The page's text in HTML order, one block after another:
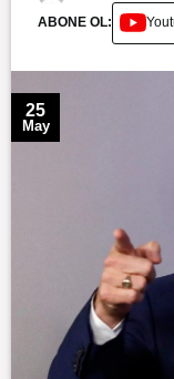
ABONE OL:
25
May